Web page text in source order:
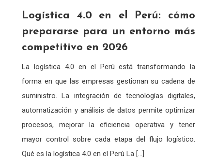
Logística 4.0 en el Perú: cómo
prepararse para un entorno más
competitivo en 2026
La logística 4.0 en el Perú está transformando la
forma en que las empresas gestionan su cadena de
suministro. La integración de tecnologías digitales,
automatización y análisis de datos permite optimizar
procesos, mejorar la eficiencia operativa y tener
mayor control sobre cada etapa del flujo logístico.
Qué es la logística 4.0 en el Perú La […]